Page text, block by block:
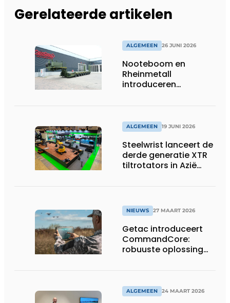
Gerelateerde artikelen
ALGEMEEN 26 JUNI 2026
Nooteboom en
Rheinmetall
introduceren
ALGEMEEN 19 JUNI 2026
Steelwrist lanceert de
derde generatie XTR
tiltrotators in Azië
NIEUWS 27 MAART 2026
Getac introduceert
CommandCore:
robuuste oplossing
ALGEMEEN 24 MAART 2026